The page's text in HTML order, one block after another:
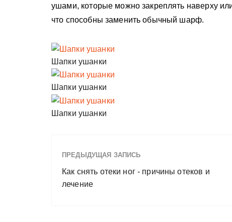
ушами, которые можно закреплять наверху
что способны заменить обычный шарф.
Шапки ушанки
Шапки ушанки
Шапки ушанки
ПРЕДЫДУЩАЯ ЗАПИСЬ
Как снять отеки ног - причины отеков и
лечение